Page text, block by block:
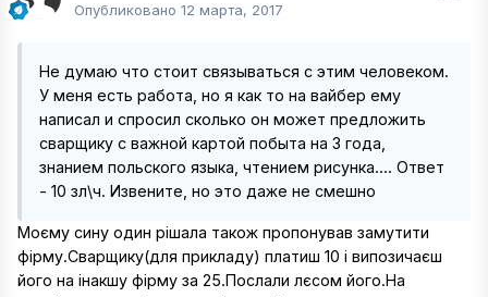
Опубликовано 12 марта, 2017
Не думаю что стоит связываться с этим человеком.
У меня есть работа, но я как то на вайбер ему
написал и спросил сколько он может предложить
сварщику с важной картой побыта на 3 года,
знанием польского языка, чтением рисунка.... Ответ
- 10 зл\ч. Извените, но это даже не смешно
Моєму сину один рішала також пропонував замутити
фірму.Сварщику(для прикладу) платиш 10 і випозичаєш
його на інакшу фірму за 25.Послали лєсом його.На